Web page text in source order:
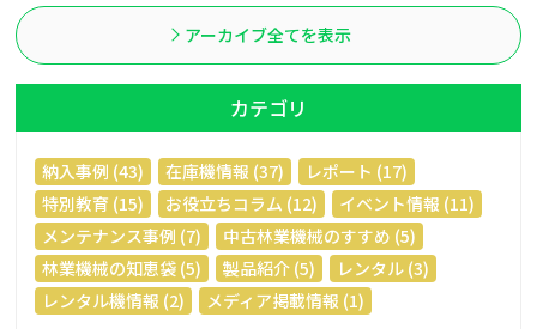
アーカイブ全てを表示
カテゴリ
納入事例 (43) 在庫機情報 (37)
レポート (17)
特別教育 (15)
お役立ちコラム (12)
イベント情報 (11)
メンテナンス事例 (7)
中古林業機械のすすめ (5)
林業機械の知恵袋 (5)
製品紹介 (5)
レンタル (3)
レンタル機情報 (2)
メディア掲載情報 (1)